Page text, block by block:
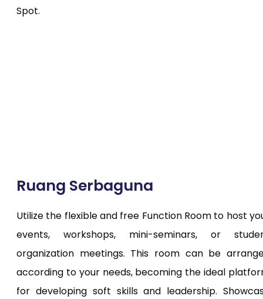
Spot.
Ruang Serbaguna
Utilize the flexible and free Function Room to host
events, workshops, mini-seminars, or
organization meetings. This room can be
according to your needs, becoming the ideal
for developing soft skills and leadership.